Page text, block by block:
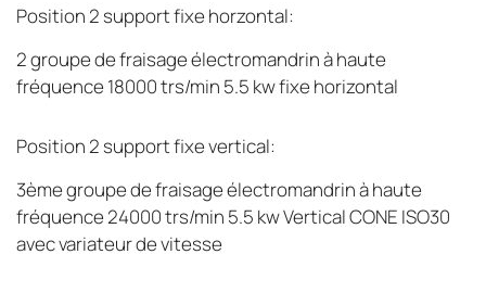
Position 2 support fixe horzontal:
2 groupe de fraisage électromandrin à haute
fréquence 18000 trs/min 5.5 kw fixe horizontal
Position 2 support fixe vertical:
3ème groupe de fraisage électromandrin à haute
fréquence 24000 trs/min 5.5 kw Vertical CONE ISO30
avec variateur de vitesse